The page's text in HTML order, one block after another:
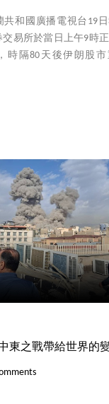
共和國廣播電視台19日
易所於當日上午9時
時隔80天後伊朗股市
東之戰帶給世界的